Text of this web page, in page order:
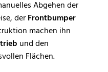
Abgehen der
derFrontbumper
machen ihn
und den
Flächen.